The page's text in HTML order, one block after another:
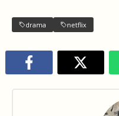
drama netflix